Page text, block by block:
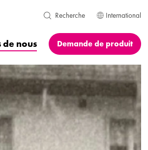
Recherche International
nous Demande de produit